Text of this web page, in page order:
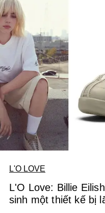
L'O LOVE
L'O Love: Billie
sinh một thiết kế bị